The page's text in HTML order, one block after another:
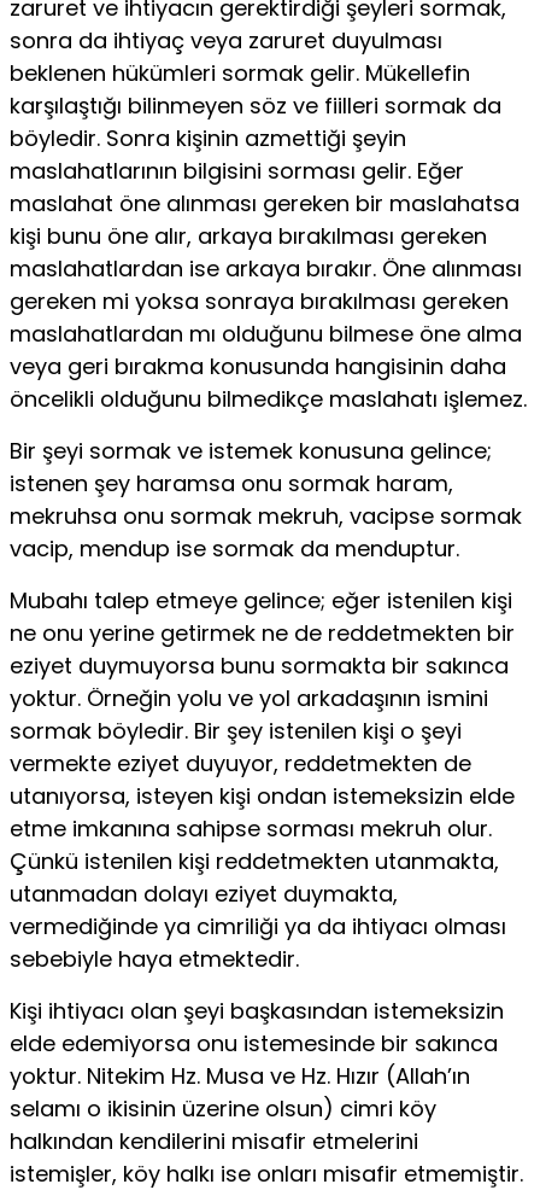
zaruret ve ihtiyacın gerektir­diği şeyleri sormak,
sonra da ihtiyaç veya zaruret duyulması
beklenen hü­kümleri sormak gelir. Mükellefin
karşılaştığı bilinmeyen söz ve fiilleri sormak da
böyledir. Sonra kişinin azmettiği şeyin
maslahatlarının bilgisini sor­ması gelir. Eğer
maslahat öne alınması gereken bir maslahatsa
kişi bunu öne alır, arkaya bırakılması gereken
maslahatlardan ise arkaya bırakır. Öne alın­ması
gereken mi yoksa sonraya bırakılması gereken
maslahatlardan mı oldu­ğunu bilmese öne alma
veya geri bırakma konusunda hangisinin daha
önce­likli olduğunu bilmedikçe maslahatı işlemez.
Bir şeyi sormak ve istemek konusuna gelince;
istenen şey haramsa onu sormak haram,
mekruhsa onu sormak mekruh, vacipse sormak
vacip, mendup ise sormak da menduptur.
Mubahı talep etmeye gelince; eğer istenilen kişi
ne onu yerine getirmek ne de reddetmekten bir
eziyet duymuyorsa bunu sormakta bir sakınca
yoktur. Örneğin yolu ve yol arkadaşının ismini
sormak böyledir. Bir şey istenilen kişi o şeyi
vermekte eziyet duyuyor, reddetmekten de
utanıyorsa, isteyen kişi on­dan istemeksizin elde
etme imkanına sahipse sorması mekruh olur.
Çünkü is­tenilen kişi reddetmekten utanmakta,
utanmadan dolayı eziyet duymakta,
vermediğinde ya cimriliği ya da ihtiyacı olması
sebebiyle haya etmektedir.
Kişi ihtiyacı olan şeyi başkasından istemeksizin
elde edemiyorsa onu iste­mesinde bir sakınca
yoktur. Nitekim Hz. Musa ve Hz. Hızır (Allah’ın
selamı o ikisinin üzerine olsun) cimri köy
halkından kendilerini misafir etmelerini
istemişler, köy halkı ise onları misafir etmemiştir.